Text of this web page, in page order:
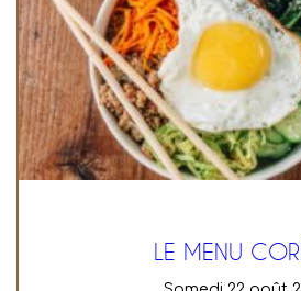
LE MENU